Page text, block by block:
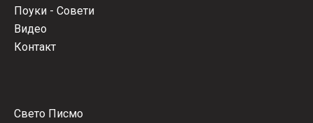
Поуки - Совети
Видео
Контакт
Свето Писмо